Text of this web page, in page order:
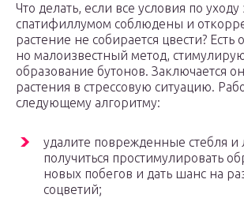
Что делать, если все условия по уходу
спатифиллумом соблюдены и
растение не собирается цвести? Есть
но малоизвестный метод,
образование бутонов. Заключается
растения в стрессовую ситуацию.
следующему алгоритму:
удалите поврежденные стебля и
получиться простимулировать
новых побегов и дать шанс на
соцветий;